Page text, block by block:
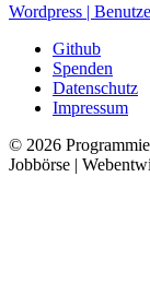
Wordpress |
Github
Spenden
Datenschutz
Impressum
© 2026
Jobbörse |